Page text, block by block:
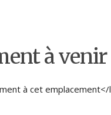
à venir
à cet emplacement</